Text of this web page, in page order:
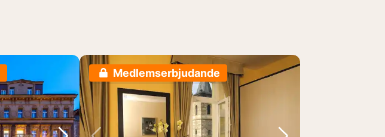
Medlemserbjudande